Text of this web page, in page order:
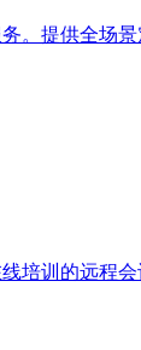
。提供全场
培训的远程